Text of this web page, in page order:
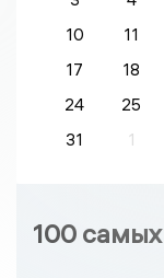
10
11
17
18
24
25
31
1
100